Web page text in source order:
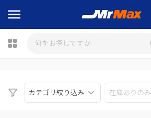
カテゴリ絞り込み 在庫ありのみ